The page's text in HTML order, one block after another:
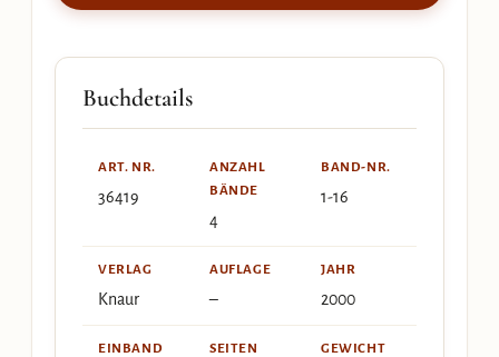
Buchdetails
ART. NR.
36419
ANZAHL
BÄNDE
4
BAND-NR.
1-16
VERLAG
Knaur
AUFLAGE
–
JAHR
2000
EINBAND SEITEN GEWICHT